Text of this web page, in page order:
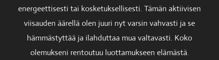
energeettisesti tai kosketuksellisesti. Tämän aktiivisen
viisauden äärellä olen juuri nyt varsin vahvasti ja se
hämmästyttää ja ilahduttaa mua valtavasti. Koko
olemukseni rentoutuu luottamukseen elämästä.